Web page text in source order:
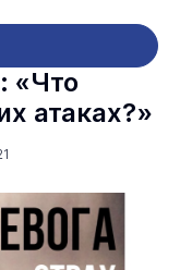
«Что
атаках?»